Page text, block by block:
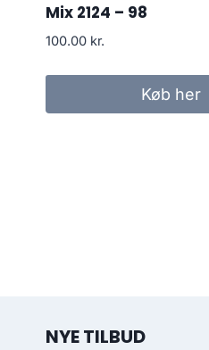
Mix 2124 – 98
100.00 kr.
Køb her
NYE TILBUD